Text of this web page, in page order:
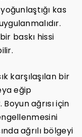
kas
baskı hissi
karşılaşılan bir
eğip
ağrısı için
ağrılı bölgeyi